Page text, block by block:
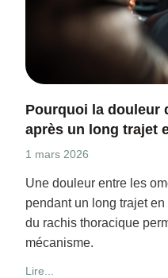
Pourquoi la douleur
après un long trajet
1 mars 2026
Une douleur entre les
pendant un long trajet
du rachis thoracique
mécanisme.
Lire...